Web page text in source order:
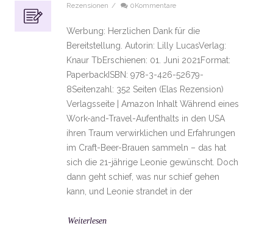
Rezensionen / 0Kommentare
Werbung: Herzlichen Dank für die
Bereitstellung. Autorin: Lilly LucasVerlag:
Knaur TbErschienen: 01. Juni 2021Format:
PaperbackISBN: 978-3-426-52679-
8Seitenzahl: 352 Seiten (Elas Rezension)
Verlagsseite | Amazon Inhalt Während eines
Work-and-Travel-Aufenthalts in den USA
ihren Traum verwirklichen und Erfahrungen
im Craft-Beer-Brauen sammeln – das hat
sich die 21-jährige Leonie gewünscht. Doch
dann geht schief, was nur schief gehen
kann, und Leonie strandet in der
Weiterlesen